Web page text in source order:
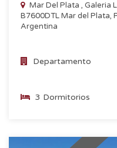
Mar Del Plata , Galeria
B7600DTL Mar del Plata,
Argentina
Departamento
3 Dormitorios